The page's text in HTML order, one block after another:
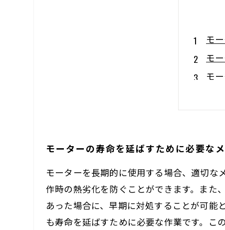
モ
モ
モ
定
適
モーターの寿命を延ばすために必要な
モーターを長期的に使用する場合、適切な
作時の熱劣化を防ぐことができます。また
あった場合に、早期に対処することが可能
も寿命を延ばすために必要な作業です。こ